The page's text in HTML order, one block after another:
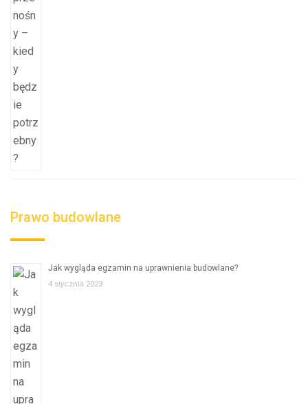
Prawo budowlane
Jak wygląda egzamin na uprawnienia budowlane?
4 stycznia 2023